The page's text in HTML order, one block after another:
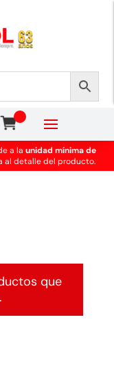
a launidad mínima de
al detalle del producto.
que